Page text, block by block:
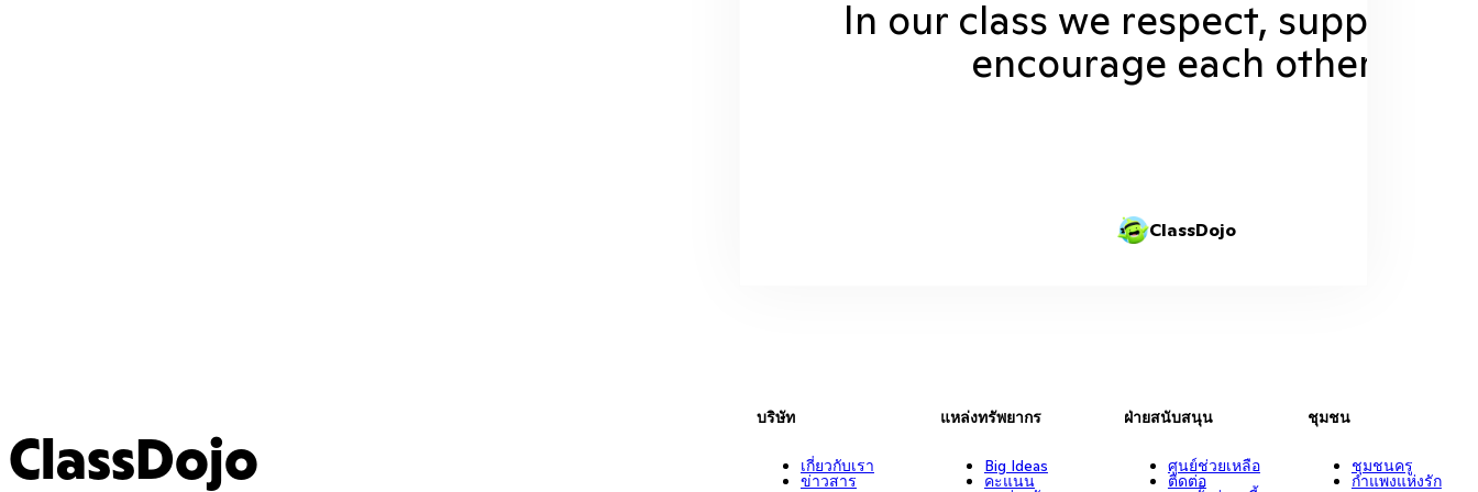
In our class we respect, support,
encourage each other.
ClassDojo
ClassDojo
บริษัท
เกี่ยวกับเรา
ข่าวสาร
แหล่งทรัพยากร
Big Ideas
คะแนน
ฝ่ายสนับสนุน
ศูนย์ช่วยเหลือ
ติดต่อ
ชุมชน
ชุมชนครู
กำแพงแห่งรัก